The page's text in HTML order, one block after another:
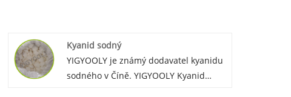
Kyanid sodný
YIGYOOLY je známý dodavatel kyanidu
sodného v Číně. YIGYOOLY Kyanid